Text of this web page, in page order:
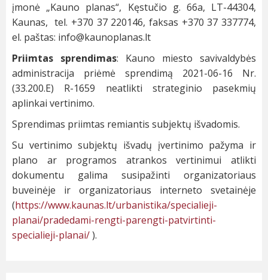
įmonė „Kauno planas“, Kęstučio g. 66a, LT-44304,
Kaunas, tel. +370 37 220146, faksas +370 37 337774,
el. paštas: info@kaunoplanas.lt
Priimtas sprendimas: Kauno miesto savivaldybės
administracija priėmė sprendimą 2021-06-16 Nr.
(33.200.E) R-1659 neatlikti strateginio pasekmių
aplinkai vertinimo.
Sprendimas priimtas remiantis subjektų išvadomis.
Su vertinimo subjektų išvadų įvertinimo pažyma ir
plano ar programos atrankos vertinimui atlikti
dokumentu galima susipažinti organizatoriaus
buveinėje ir organizatoriaus interneto svetainėje
(https://www.kaunas.lt/urbanistika/specialieji-
planai/pradedami-rengti-parengti-patvirtinti-
specialieji-planai/).